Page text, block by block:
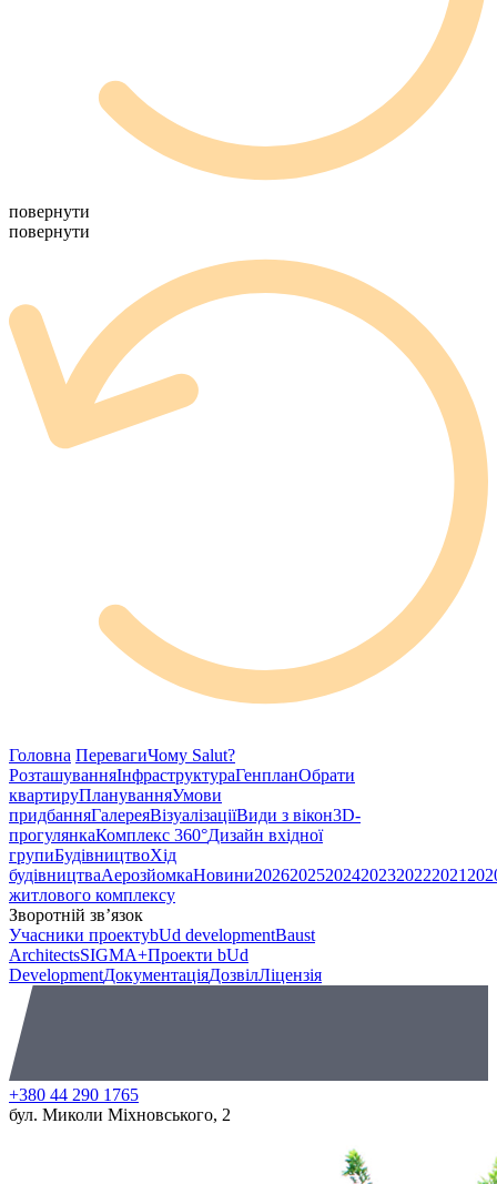
повернути
повернути
Головна ПеревагиЧому Salut?
РозташуванняІнфраструктураГенпланОбрати
квартируПлануванняУмови
придбанняГалереяВізуалізаціїВиди з вікон3D-
прогулянкаКомплекс 360°Дизайн вхідної
групиБудівництвоХід
будівництваАерозйомкаНовини202620252024202320222021
житлового комплексу
Зворотній зв’язок
Учасники проектуbUd developmentBaust
ArchitectsSIGMA+Проекти bUd
DevelopmentДокументаціяДозвілЛіцензія
+380 44 290 1765
бул. Миколи Міхновського, 2